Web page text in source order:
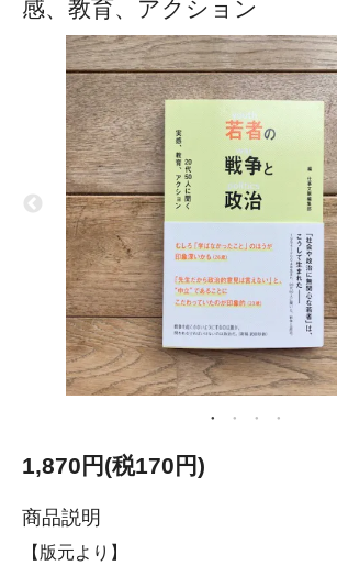
感、教育、アクション
1,870円(税170円)
商品説明
【版元より】